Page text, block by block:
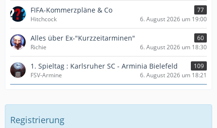
FIFA-Kommerzpläne & Co
77
Hitchcock
6. August 2026 um 19:00
Alles über Ex-"Kurzzeitarminen"
60
Richie
6. August 2026 um 18:30
1. Spieltag : Karlsruher SC - Arminia Bielefeld
109
FSV-Armine
6. August 2026 um 18:21
Registrierung